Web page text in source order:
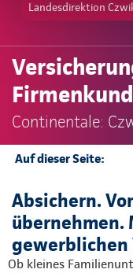
Landesdirektion
Continentale:
Auf dieser Seite:
Ansprechpartner
Absichern.
übernehmen.
gewerblichen
Ob kleines